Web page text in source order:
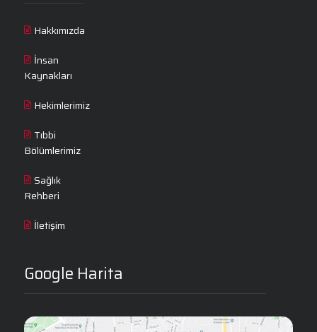
Hakkımızda
İnsan
Kaynakları
Hekimlerimiz
Tıbbi
Bölümlerimiz
Sağlık
Rehberi
İletişim
Google Harita